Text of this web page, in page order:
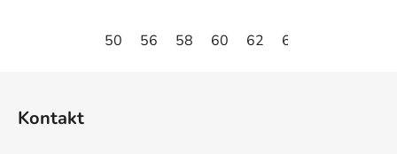
50 56 58 60 62 64
Kontakt